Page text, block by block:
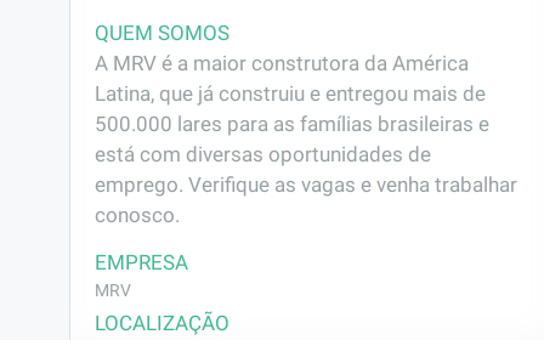
QUEM SOMOS
A MRV é a maior construtora da América
Latina, que já construiu e entregou mais de
500.000 lares para as famílias brasileiras e
está com diversas oportunidades de
emprego. Verifique as vagas e venha trabalhar
conosco.
EMPRESA
MRV
LOCALIZAÇÃO